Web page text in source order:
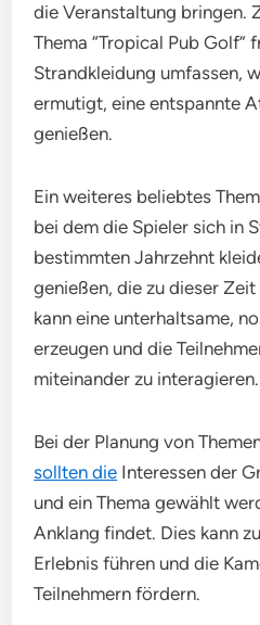
die Veranstaltung bringen.
Thema “Tropical Pub Golf”
Strandkleidung umfassen,
ermutigt, eine entspannte
genießen.
Ein weiteres beliebtes
bei dem die Spieler sich in
bestimmten Jahrzehnt
genießen, die zu dieser
kann eine unterhaltsame,
erzeugen und die
miteinander zu interagieren.
Bei der Planung von
sollten die Interessen der
und ein Thema gewählt
Anklang findet. Dies kann
Erlebnis führen und die
Teilnehmern fördern.